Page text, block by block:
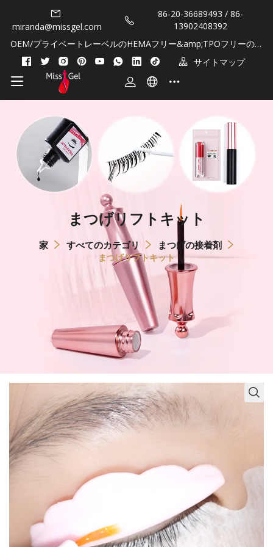
miranda@missgel.com
86-20-36689493 / 86-
13902408392
OEM/プライベートレーベルのHEMAフリー&amp;TPOフリーのジ
ェルポリッシュとキューティクルオイル!サイトマップ
まつげリフトキット
家 すべてのカテゴリ まつげの接着剤
まつげリフトキット